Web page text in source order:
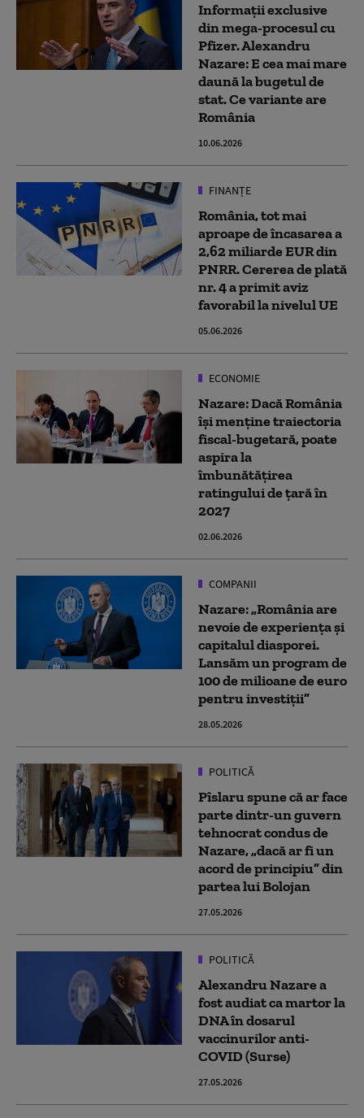
Informații exclusive
din mega-procesul cu
Pfizer. Alexandru
Nazare: E cea mai mare
daună la bugetul de
stat. Ce variante are
România
10.06.2026
FINANȚE
România, tot mai
aproape de încasarea a
2,62 miliarde EUR din
PNRR. Cererea de plată
nr. 4 a primit aviz
favorabil la nivelul UE
05.06.2026
ECONOMIE
Nazare: Dacă România
îşi menţine traiectoria
fiscal-bugetară, poate
aspira la
îmbunătăţirea
ratingului de ţară în
2027
02.06.2026
COMPANII
Nazare: „România are
nevoie de experiența și
capitalul diasporei.
Lansăm un program de
100 de milioane de euro
pentru investiții”
28.05.2026
POLITICĂ
Pîslaru spune că ar face
parte dintr-un guvern
tehnocrat condus de
Nazare, „dacă ar fi un
acord de principiu” din
partea lui Bolojan
27.05.2026
POLITICĂ
Alexandru Nazare a
fost audiat ca martor la
DNA în dosarul
vaccinurilor anti-
COVID (Surse)
27.05.2026